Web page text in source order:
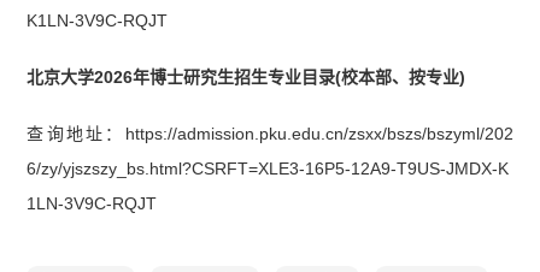
K1LN-3V9C-RQJT
北京大学2026年博士研究生招生专业目录(校本部、按专业)
查询地址：https://admission.pku.edu.cn/zsxx/bszs/bszyml/202
6/zy/yjszszy_bs.html?CSRFT=XLE3-16P5-12A9-T9US-JMDX-K
1LN-3V9C-RQJT